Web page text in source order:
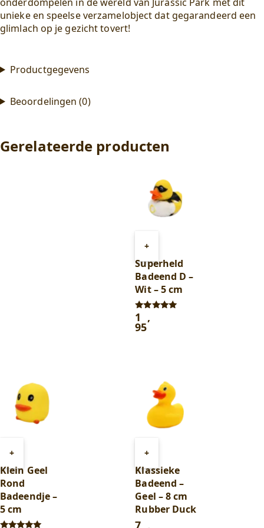
unieke en speelse verzamelobject dat gegarandeerd een
glimlach op je gezicht tovert!
Productgegevens
Beoordelingen (0)
Gerelateerde producten
+
aan
winkelwagen
Superheld
Badeend D –
Wit – 5 cm
Gewaardeerd
5.00
uit 5
1 ,
95
+
aan
winkelwagen
Klein Geel
Rond
Badeendje –
5 cm
+
aan
winkelwagen
Klassieke
Badeend –
Geel – 8 cm
Rubber Duck
7 ,